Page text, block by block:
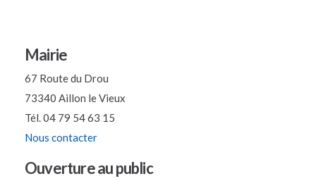
Mairie
67 Route du Drou
73340 Aillon le Vieux
Tél. 04 79 54 63 15
Nous contacter
Ouverture au public